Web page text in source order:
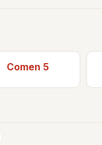
Comen 5